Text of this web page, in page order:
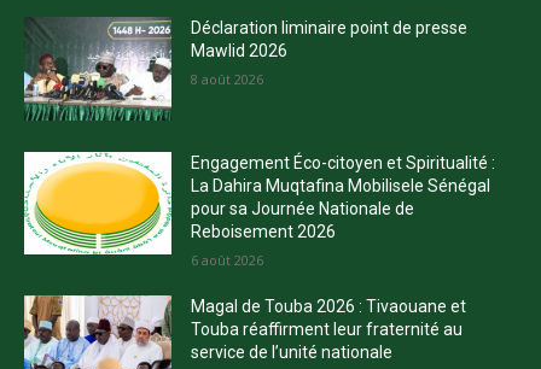
Déclaration liminaire point de presse
Mawlid 2026
8 août 2026
Engagement Éco-citoyen et Spiritualité :
La Dahira Muqtafina Mobilisele Sénégal
pour sa Journée Nationale de
Reboisement 2026
6 août 2026
Magal de Touba 2026 : Tivaouane et
Touba réaffirment leur fraternité au
service de l’unité nationale